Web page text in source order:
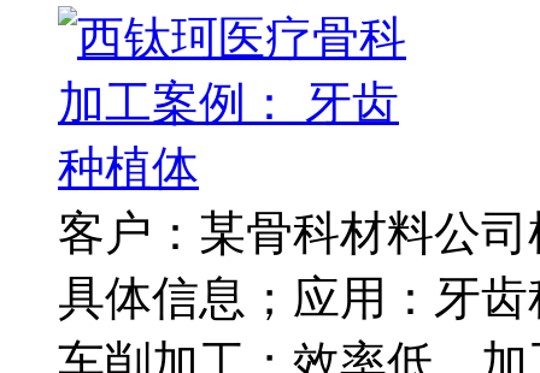
客户：某骨科材料公
具体信息；应用：牙
车削加工；效率低，